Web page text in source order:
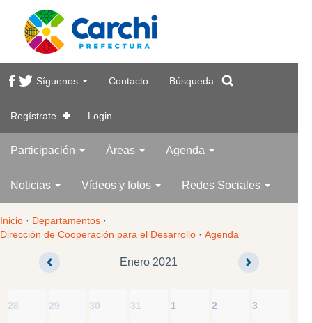
Síguenos Contacto Búsqueda
Regístrate Login
Participación Áreas Agenda
Noticias Vídeos y fotos Redes Sociales
Inicio · Departamentos ·
Dirección de Cooperación para el Desarrollo · Agenda
Enero 2021
28 29 30 31 1 2 3